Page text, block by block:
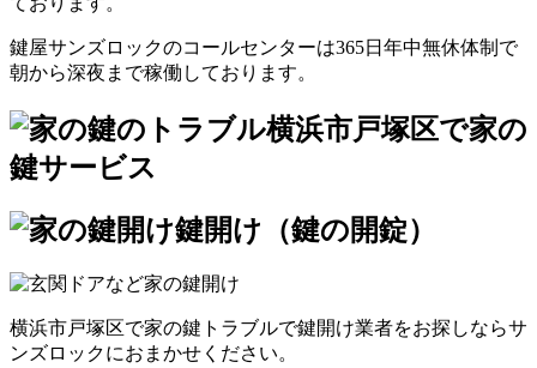
鍵屋サンズロックのコールセンターは365日年中無休体制で
朝から深夜まで稼働しております。
横浜市戸塚区で家の
鍵サービス
鍵開け（鍵の開錠）
横浜市戸塚区で家の鍵トラブルで鍵開け業者をお探しならサ
ンズロックにおまかせください。